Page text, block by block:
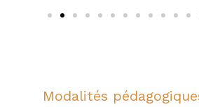
Modalités